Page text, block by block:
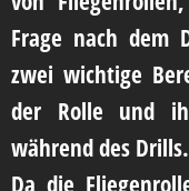
Frage nach dem
zwei wichtige
der Rolle und
während des Drills.
Da die